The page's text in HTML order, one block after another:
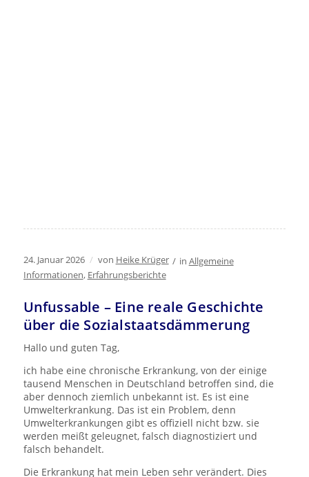
24. Januar 2026 / von Heike Krüger / in Allgemeine
Informationen, Erfahrungsberichte
Unfussable – Eine reale Geschichte
über die Sozialstaatsdämmerung
Hallo und guten Tag,
ich habe eine chronische Erkrankung, von der einige
tausend Menschen in Deutschland betroffen sind, die
aber dennoch ziemlich unbekannt ist. Es ist eine
Umwelterkrankung. Das ist ein Problem, denn
Umwelterkrankungen gibt es offiziell nicht bzw. sie
werden meißt geleugnet, falsch diagnostiziert und
falsch behandelt.
Die Erkrankung hat mein Leben sehr verändert. Dies